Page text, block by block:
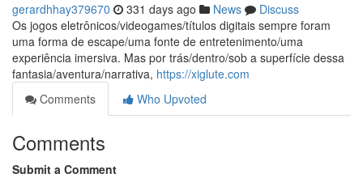
gerardhhay379670 331 days ago News
Discuss
Os jogos eletrônicos/videogames/títulos digitais sempre foram
uma forma de escape/uma fonte de entretenimento/uma
experiência imersiva. Mas por trás/dentro/sob a superfície dessa
fantasia/aventura/narrativa, https://xiglute.com
Comments
Who Upvoted
Comments
Submit a Comment